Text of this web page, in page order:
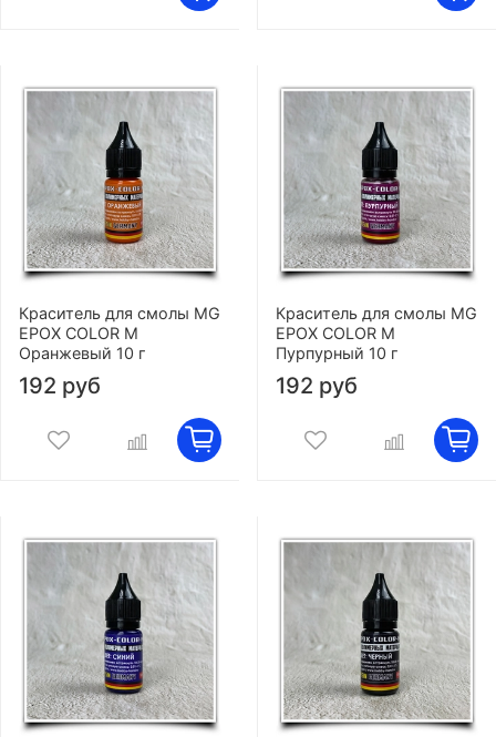
Краситель для смолы MG
EPOX COLOR M
Оранжевый 10 г
192 руб
Краситель для смолы MG
EPOX COLOR M
Пурпурный 10 г
192 руб